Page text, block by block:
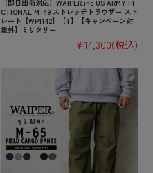
【即日出荷対応】WAIPER.inc US ARMY FI
CTIONAL M-49 ストレッチトラウザー スト
レート【WP1142】【T】【キャンペーン対
象外】ミリタリー
¥14,300(税込)